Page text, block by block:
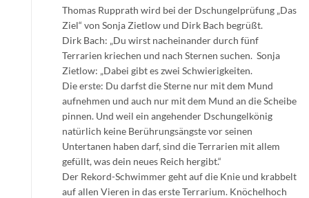
Thomas Rupprath wird bei der Dschungelprüfung „Das
Ziel“ von Sonja Zietlow und Dirk Bach begrüßt.
Dirk Bach: „Du wirst nacheinander durch fünf
Terrarien kriechen und nach Sternen suchen. Sonja
Zietlow: „Dabei gibt es zwei Schwierigkeiten.
Die erste: Du darfst die Sterne nur mit dem Mund
aufnehmen und auch nur mit dem Mund an die Scheibe
pinnen. Und weil ein angehender Dschungelkönig
natürlich keine Berührungsängste vor seinen
Untertanen haben darf, sind die Terrarien mit allem
gefüllt, was dein neues Reich hergibt.“
Der Rekord-Schwimmer geht auf die Knie und krabbelt
auf allen Vieren in das erste Terrarium. Knöchelhoch